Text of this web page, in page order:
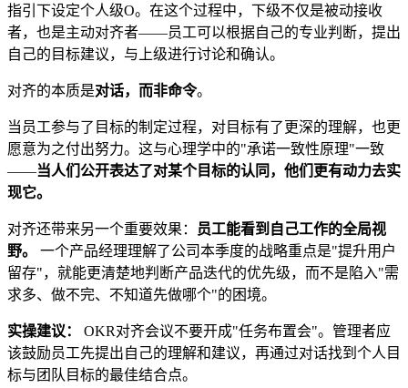
指引下设定个人级O。在这个过程中，下级不仅是被动接收
者，也是主动对齐者——员工可以根据自己的专业判断，提出
自己的目标建议，与上级进行讨论和确认。
对齐的本质是对话，而非命令。
当员工参与了目标的制定过程，对目标有了更深的理解，也更
愿意为之付出努力。这与心理学中的"承诺一致性原理"一致
——当人们公开表达了对某个目标的认同，他们更有动力去实
现它。
对齐还带来另一个重要效果：
员工能看到自己工作的全局视
野。
一个产品经理理解了公司本季度的战略重点是"提升用户
留存"，就能更清楚地判断产品迭代的优先级，而不是陷入"需
求多、做不完、不知道先做哪个"的困境。
实操建议：
OKR对齐会议不要开成"任务布置会"。管理者应
该鼓励员工先提出自己的理解和建议，再通过对话找到个人目
标与团队目标的最佳结合点。